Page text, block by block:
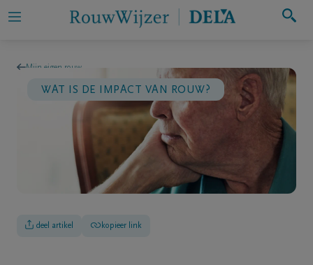
Mijn
ondersteunen
Zoeken
Mijn eigen rouw
WAT IS DE IMPACT VAN ROUW?
deel artikel kopieer link